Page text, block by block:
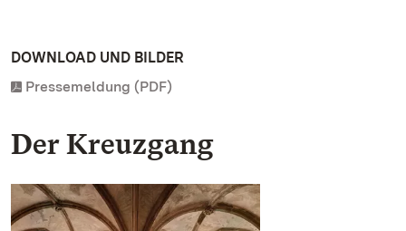
DOWNLOAD UND BILDER
Pressemeldung (PDF)
Der Kreuzgang